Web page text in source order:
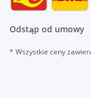
Odstąp od umowy
* Wszystkie ceny